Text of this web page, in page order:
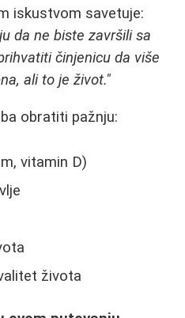
iskustvom savetuje:
da ne biste završili sa
činjenicu da više
ali to je život."
obratiti pažnju:
vitamin D)
života